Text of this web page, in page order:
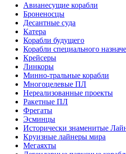
Авианесущие корабли
Броненосцы
Десантные суда
Катера
Корабли будущего
Корабли специального
Крейсеры
Линкоры
Минно-тральные корабли
Многоцелевые ПЛ
Нереализованные проекты
Ракетные ПЛ
Фрегаты
Эсминцы
Исторически знаменитые
Круизные лайнеры мира
Мегаяхты